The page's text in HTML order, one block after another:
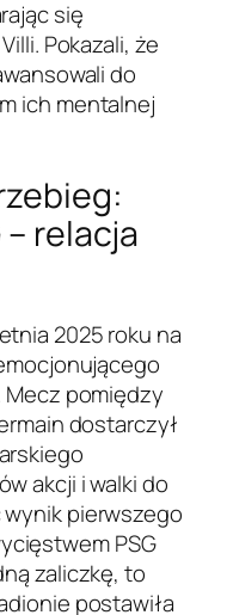
się
Pokazali, że
do
ich mentalnej
– relacja
2025 roku na
Mecz pomiędzy
dostarczył
akcji i walki do
pierwszego
PSG
zaliczkę, to
postawiła